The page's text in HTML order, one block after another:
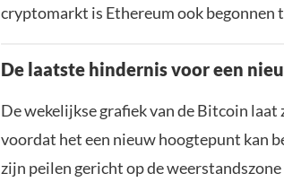
cryptomarkt is Ethereum ook begonnen
De laatste hindernis voor een
De wekelijkse grafiek van de Bitcoin
voordat het een nieuw hoogtepunt kan
zijn peilen gericht op de